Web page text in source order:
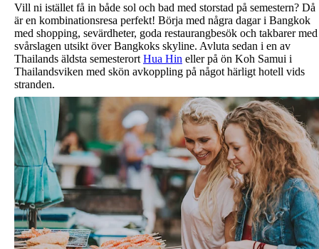
Vill ni istället få in både sol och bad med storstad på semestern? Då
är en kombinationsresa perfekt! Börja med några dagar i Bangkok
med shopping, sevärdheter, goda restaurangbesök och takbarer med
svårslagen utsikt över Bangkoks skyline. Avluta sedan i en av
Thailands äldsta semesterort Hua Hin eller på ön Koh Samui i
Thailandsviken med skön avkoppling på något härligt hotell vids
stranden.